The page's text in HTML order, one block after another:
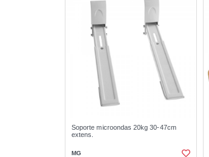
Soporte microondas 20kg 30-47cm
extens.
MG